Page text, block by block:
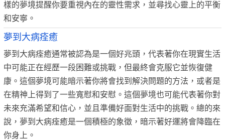
樣的夢境提醒你要重視內在的靈性需求，並尋找心靈上的平衡
和安寧。
夢到大病痊癒
夢到大病痊癒通常被認為是一個好兆頭，代表著你在現實生活
中可能正在經歷一段困難或挑戰，但最終會克服它並恢復健
康。這個夢境可能暗示著你將會找到解決問題的方法，或者是
在精神上得到了一些寬慰和安慰。這個夢境也可能代表著你對
未來充滿希望和信心，並且準備好面對生活中的挑戰。總的來
說，夢到大病痊癒是一個積極的象徵，暗示著好運將會降臨在
你身上。